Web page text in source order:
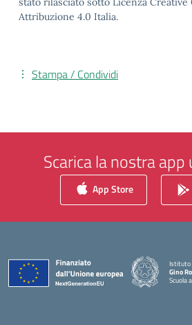
Attribuzione 4.0 Italia.
Stampa / Condividi
Scarica la nostra app
App Store
Istituto
Gino
Scuola